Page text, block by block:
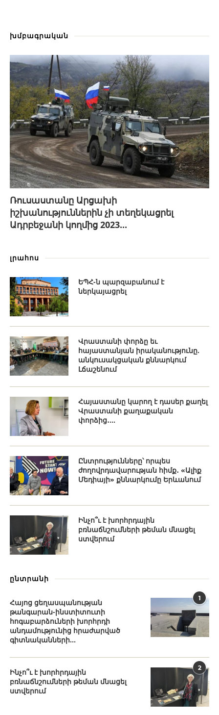
խմբագրական
Ռուսաստանը Արցախի
իշխանություններին չի տեղեկացրել
Ադրբեջանի կողմից 2023...
լրահոս
ԵՊՀ-ն պարզաբանում է
ներկայացրել
Վրաստանի փորձը եւ
հայաստանյան իրականությունը.
անկուսակցական քննարկում
Լճաշենում
Հայաստանը կարող է դասեր քաղել
Վրաստանի քաղաքական
փորձից․...
Ընտրությունները՝ որպես
ժողովրդավարության հիմք․ «Ալիք
Մեդիայի» քննարկումը Երևանում
Ինչո՞ւ է խորհրդային
բռնաճնշումների թեման մնացել
ստվերում
ընտրանի
1
Հայոց ցեղասպանության
թանգարան-ինստիտուտի
հոգաբարձուների խորհրդի
անդամությունից հրաժարված
գիտնականների...
2
Ինչո՞ւ է խորհրդային
բռնաճնշումների թեման մնացել
ստվերում